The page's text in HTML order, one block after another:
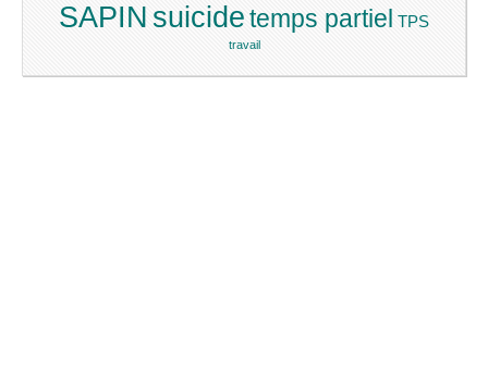
SAPIN suicidetemps partiel TPS
travail